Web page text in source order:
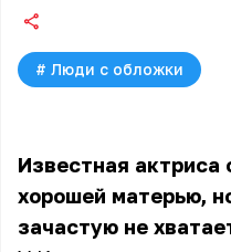
# Люди с обложки
Известная актриса
хорошей матерью,
зачастую не